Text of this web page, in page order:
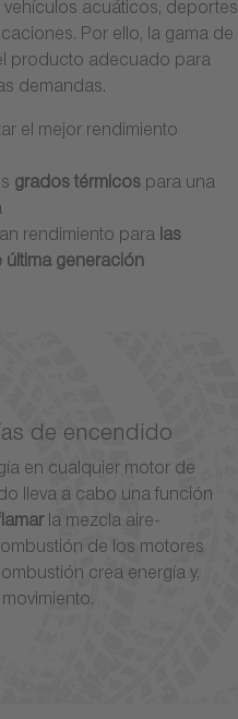
acuáticos, deportes
Por ello, la gama de
producto adecuado para
demandas.
el mejor rendimiento
grados térmicos para una
rendimiento para las
generación
de encendido
en cualquier motor de
lleva a cabo una función
la mezcla aire-
de los motores
crea energía y,